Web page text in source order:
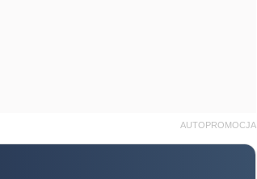
AUTOPROMOCJA